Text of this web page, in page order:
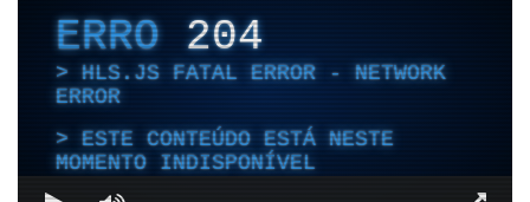
ERRO204
HLS.JS FATAL ERROR - NETWORK
ERROR
ESTE CONTEÚDO ESTÁ NESTE
MOMENTO INDISPONÍVEL